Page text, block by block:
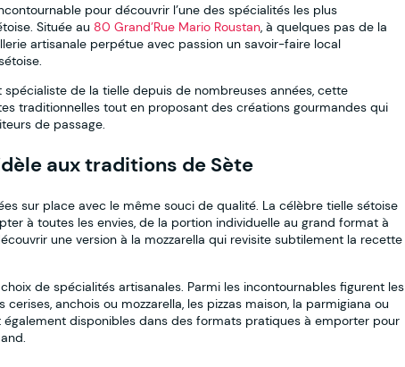
pour découvrir l’une des spécialités les plus
Située au 80 Grand’Rue Mario Roustan, à quelques pas de la
artisanale perpétue avec passion un savoir-faire local
de la tielle depuis de nombreuses années, cette
traditionnelles tout en proposant des créations gourmandes qui
de passage.
aux traditions de Sète
sur place avec le même souci de qualité. La célèbre tielle sétoise
à toutes les envies, de la portion individuelle au grand format à
une version à la mozzarella qui revisite subtilement la recette
de spécialités artisanales. Parmi les incontournables figurent les
anchois ou mozzarella, les pizzas maison, la parmigiana ou
disponibles dans des formats pratiques à emporter pour